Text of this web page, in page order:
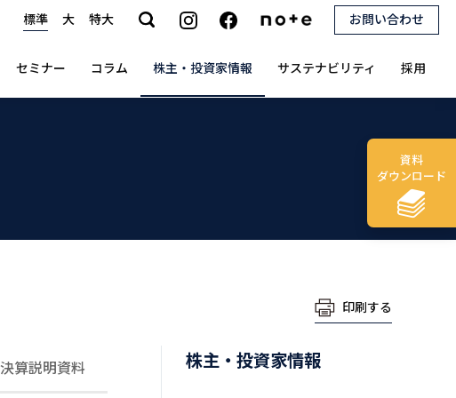
標準 大 特大 search お問い合わせ
資料
ダウンロード
セミナー コラム 株主・投資家情報 サステナビリティ 採用
印刷する
決算説明資料 株主・投資家情報